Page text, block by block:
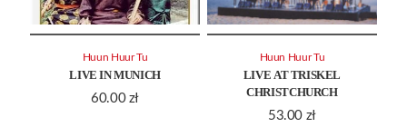
LIVE IN MUNICH
60.00 zł
Huun Huur Tu
LIVE AT TRISKEL
CHRISTCHURCH
53.00 zł
Huun Huur Tu